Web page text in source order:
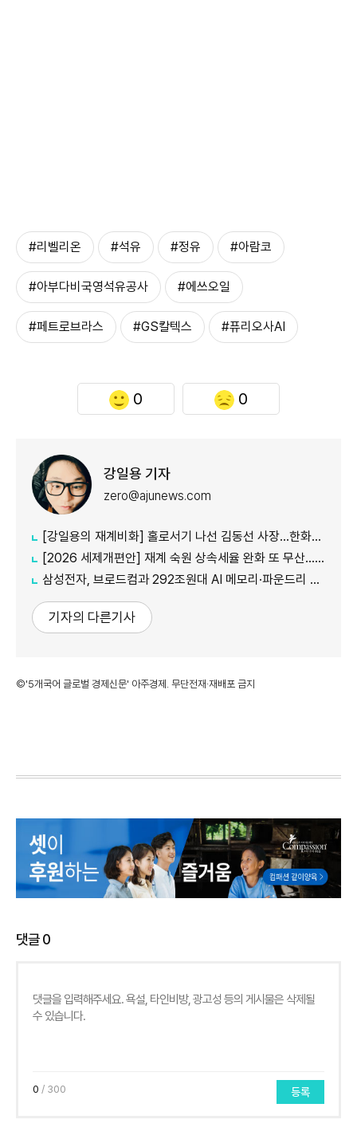
#리벨리온 #석유 #정유 #아람코
#아부다비국영석유공사 #에쓰오일
#페트로브라스 #GS칼텍스 #퓨리오사AI
0 0
강일용 기자
zero@ajunews.com
[강일용의 재계비화] 홀로서기 나선 김동선 사장...한화M&S 향후 과제는?
[2026 세제개편안] 재계 숙원 상속세율 완화 또 무산...국내생산·석화 세제지원 실효성 의문
삼성전자, 브로드컴과 292조원대 AI 메모리·파운드리 협력...차세대 HBM 경쟁력 입증
기자의 다른기사
©'5개국어 글로벌 경제신문' 아주경제. 무단전재·재배포 금지
댓글0
0 / 300 등록